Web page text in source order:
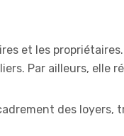
et les
Par ailleurs,
des